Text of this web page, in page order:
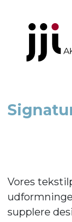
Vores
supplere